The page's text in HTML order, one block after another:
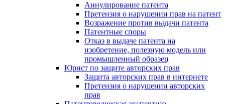
Аннулирование патента
Претензия о нарушении прав на патент
Возражение против выдачи патента
Патентные споры
Отказ в выдаче патента на
изобретение, полезную модель или
промышленный образец
Юрист по защите авторских прав
Защита авторских прав в интернете
Претензия о нарушении авторских
прав